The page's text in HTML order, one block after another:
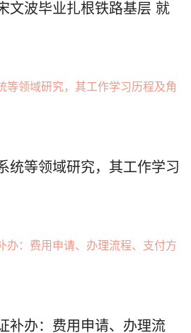
文波毕业扎根铁路基层 就
统等领域研究，其工作学习
补办：费用申请、办理流